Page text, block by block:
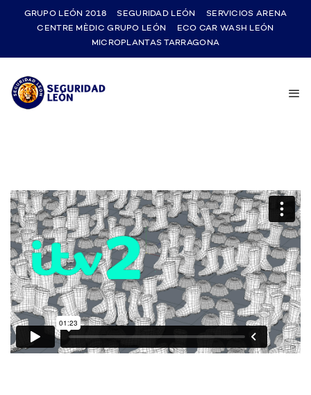
GRUPO LEÓN 2018 SEGURIDAD LEÓN
SERVICIOS ARENA
CENTRE MÈDIC GRUPO LEÓN
ECO CAR WASH LEÓN
MICROPLANTAS TARRAGONA